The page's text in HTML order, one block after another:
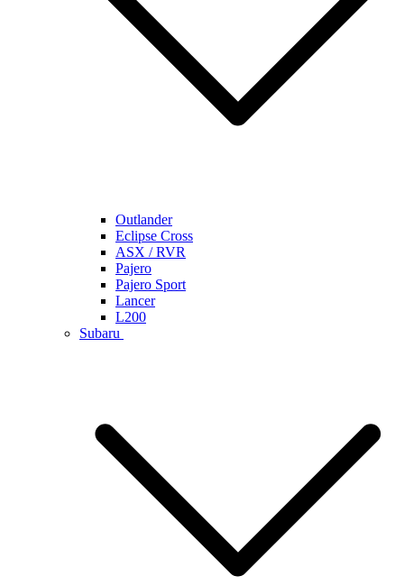
Outlander
Eclipse Cross
ASX / RVR
Pajero
Pajero Sport
Lancer
L200
Subaru